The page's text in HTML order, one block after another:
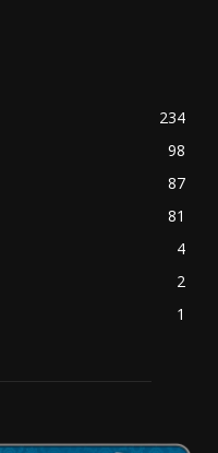
234
98
87
81
4
2
1